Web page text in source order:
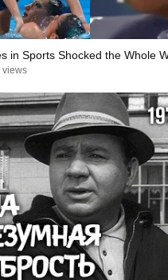
in Sports Shocked the Whole
views